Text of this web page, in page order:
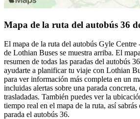
Mapa de la ruta del autobús 36
El mapa de la ruta del autobús Gyle
de Lothian Buses se muestra arriba. El
resumen de todas las paradas del autobús
ayudarte a planificar tu viaje con Lothian
para ver información más completa en un
incluidas alertas sobre una parada concreta,
trasladadas. También puedes ver la
tiempo real en el mapa de la ruta, así sabrás
parada el autobús 36.